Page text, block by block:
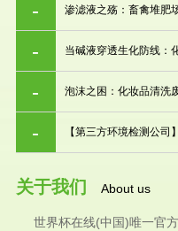
渗滤液之殇：畜禽堆肥
当碱液穿透生化防线：
泡沫之困：化妆品清洗
【第三方环境检测公司
关于我们 About us
世界杯在线(中国)唯一官